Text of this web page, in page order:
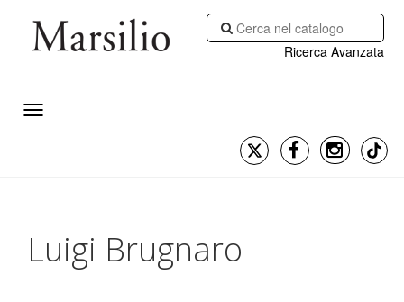
Ricerca Avanzata
Luigi Brugnaro